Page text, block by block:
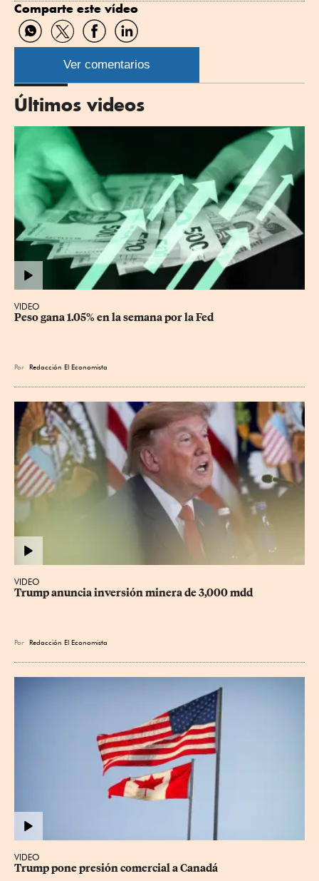
Comparte este vídeo
Compartir
por
WhatsApp
Compartir
por
Twitter
Compartir
por
Facebook
Compartir
por
Linkedin
Ver comentarios
Últimos videos
VIDEO
Peso gana 1.05% en la semana por la Fed
Por Redacción El Economista
VIDEO
Trump anuncia inversión minera de 3,000 mdd
Por Redacción El Economista
VIDEO
Trump pone presión comercial a Canadá